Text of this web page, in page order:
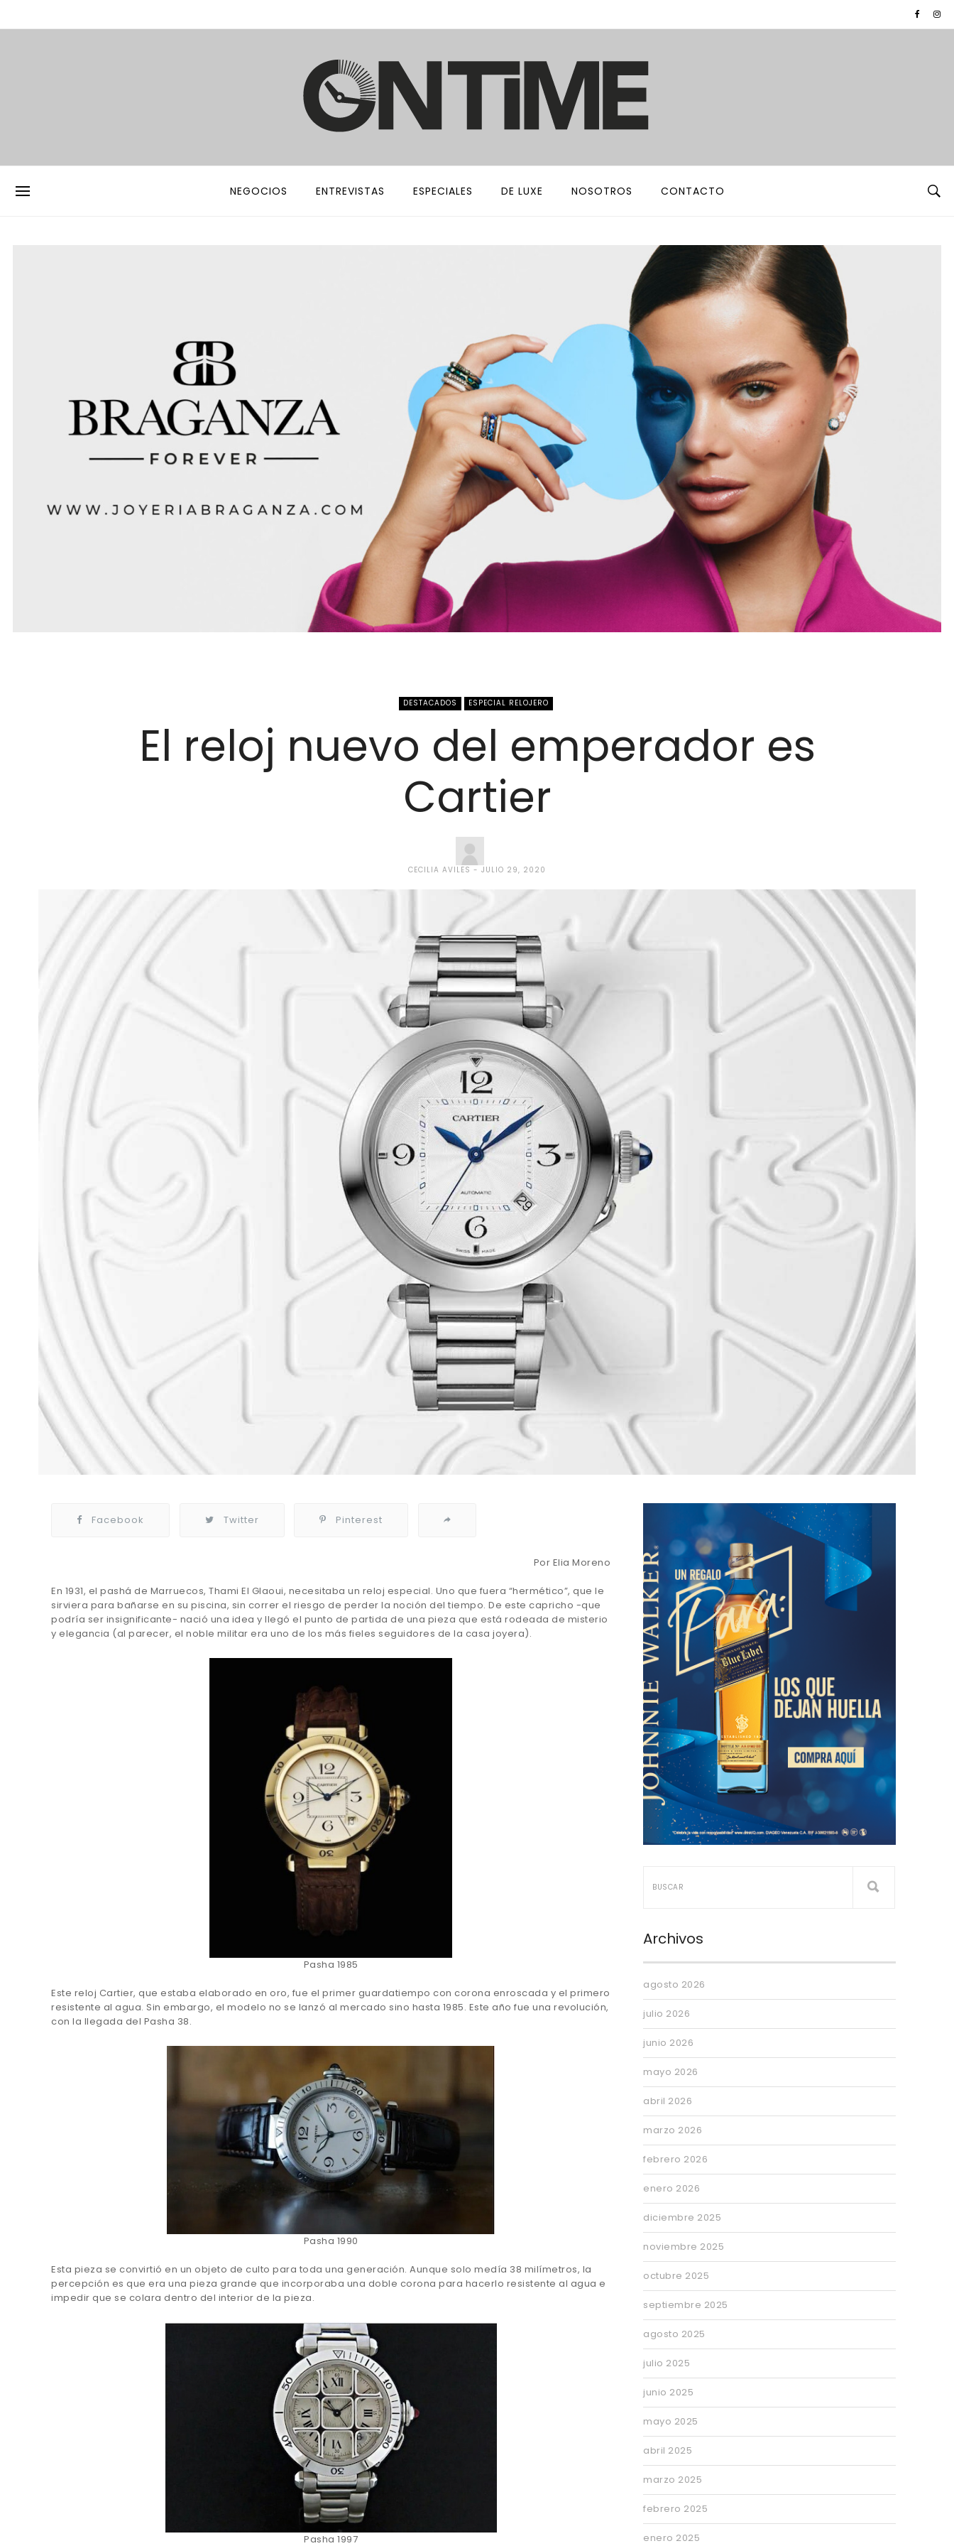
NEGOCIOS ENTREVISTAS ESPECIALES DE LUXE NOSOTROS CONTACTO
DESTACADOS ESPECIAL RELOJERO
El reloj nuevo del emperador es
Cartier
CECILIA AVILES JULIO 29, 2020
Facebook Twitter Pinterest
Por Elia Moreno
En 1931, el pashá de Marruecos, Thami El Glaoui, necesitaba un reloj especial. Uno que fuera “hermético”, que le
sirviera para bañarse en su piscina, sin correr el riesgo de perder la noción del tiempo. De este capricho -que
podría ser insignificante- nació una idea y llegó el punto de partida de una pieza que está rodeada de misterio
y elegancia (al parecer, el noble militar era uno de los más fieles seguidores de la casa joyera).
Pasha 1985
Este reloj Cartier, que estaba elaborado en oro, fue el primer guardatiempo con corona enroscada y el primero
resistente al agua. Sin embargo, el modelo no se lanzó al mercado sino hasta 1985. Este año fue una revolución,
con la llegada del Pasha 38.
Pasha 1990
Esta pieza se convirtió en un objeto de culto para toda una generación. Aunque solo medía 38 milímetros, la
percepción es que era una pieza grande que incorporaba una doble corona para hacerlo resistente al agua e
impedir que se colara dentro del interior de la pieza.
Pasha 1997
Archivos
agosto 2026
julio 2026
junio 2026
mayo 2026
abril 2026
marzo 2026
febrero 2026
enero 2026
diciembre 2025
noviembre 2025
octubre 2025
septiembre 2025
agosto 2025
julio 2025
junio 2025
mayo 2025
abril 2025
marzo 2025
febrero 2025
enero 2025